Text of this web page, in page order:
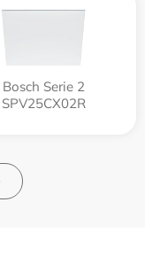
Bosch Serie 2
SPV25CX02R